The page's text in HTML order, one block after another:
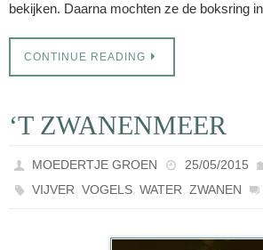
bekijken. Daarna mochten ze de boksring
CONTINUE READING
‘T ZWANENMEER
MOEDERTJE GROEN 25/05/2015
VIJVER,VOGELS,WATER,ZWANEN